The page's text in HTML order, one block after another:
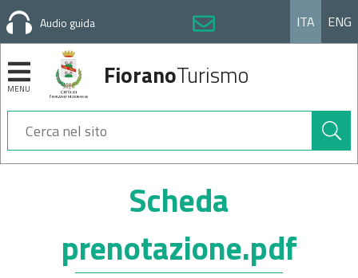
Audio guida ITA ENG
MENU FioranoTurismo
Cerca
nel
sito
Scheda
prenotazione.pdf